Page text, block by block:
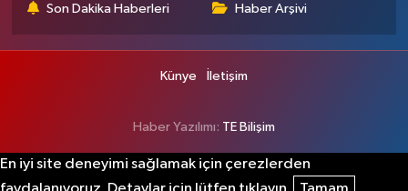
Son Dakika Haberleri Haber Arşivi
Künye İletişim
Haber Yazılımı: TE Bilişim
En iyi site deneyimi sağlamak için çerezlerden